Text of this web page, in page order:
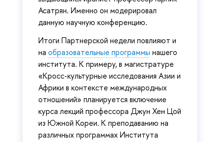
Асатрян. Именно он модерировал
данную научную конференцию.
Итоги Партнерской недели повлияют и
на образовательные программы нашего
института. К примеру, в магистратуре
«Кросс-культурные исследования Азии и
Африки в контексте международных
отношений» планируется включение
курса лекций профессора Джун Хен Цой
из Южной Кореи. К преподаванию на
различных программах Института